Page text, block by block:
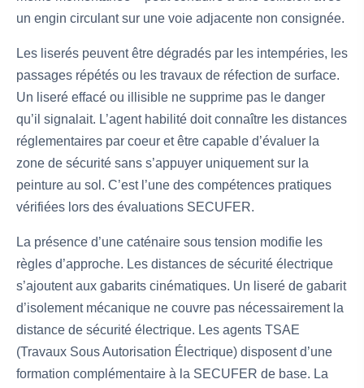
un engin circulant sur une voie adjacente non consignée.
Les liserés peuvent être dégradés par les intempéries, les
passages répétés ou les travaux de réfection de surface.
Un liseré effacé ou illisible ne supprime pas le danger
qu’il signalait. L’agent habilité doit connaître les distances
réglementaires par coeur et être capable d’évaluer la
zone de sécurité sans s’appuyer uniquement sur la
peinture au sol. C’est l’une des compétences pratiques
vérifiées lors des évaluations SECUFER.
La présence d’une caténaire sous tension modifie les
règles d’approche. Les distances de sécurité électrique
s’ajoutent aux gabarits cinématiques. Un liseré de gabarit
d’isolement mécanique ne couvre pas nécessairement la
distance de sécurité électrique. Les agents TSAE
(Travaux Sous Autorisation Électrique) disposent d’une
formation complémentaire à la SECUFER de base. La